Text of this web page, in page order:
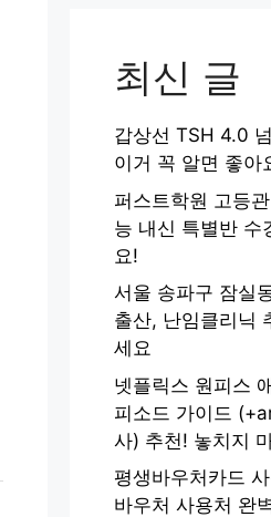
최신 글
갑상선 TSH 4.0
이거 꼭 알면 좋아
퍼스트학원 고등
능 내신 특별반 수
요!
서울 송파구 잠실
출산, 난임클리닉
세요
넷플릭스 원피스
피소드 가이드
사) 추천! 놓치지
평생바우처카드
바우처 사용처 완